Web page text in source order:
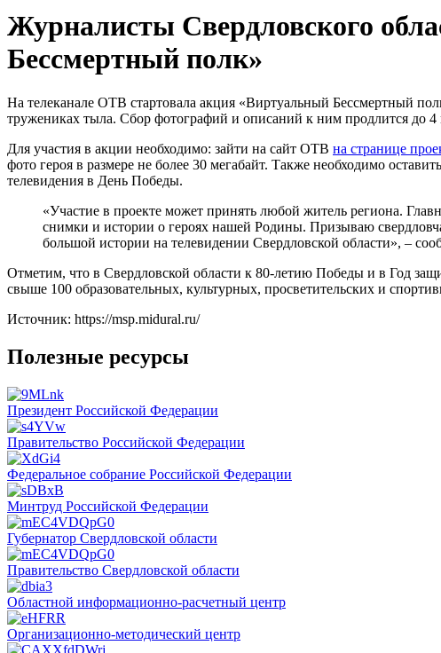
Журналисты Свердловского
Бессмертный полк»
На телеканале ОТВ стартовала акция «Виртуальный Бессмертный
тружениках тыла. Сбор фотографий и описаний к ним продлится до
Для участия в акции необходимо: зайти на сайт ОТВ на странице
фото героя в размере не более 30 мегабайт. Также необходимо
телевидения в День Победы.
«Участие в проекте может принять любой житель региона.
снимки и истории о героях нашей Родины. Призываю
большой истории на телевидении Свердловской области», –
Отметим, что в Свердловской области к 80-летию Победы и в Год
свыше 100 образовательных, культурных, просветительских и
Источник: https://msp.midural.ru/
Полезные ресурсы
Президент Российской Федерации
Правительство Российской Федерации
Федеральное собрание Российской Федерации
Минтруд Российской Федерации
Губернатор Свердловской области
Правительство Свердловской области
Областной информационно-расчетный центр
Организационно-методический центр